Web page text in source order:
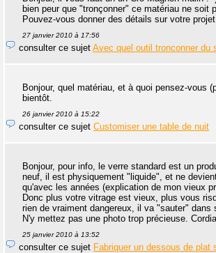
bien peur que "tronçonner" ce matériau ne soit
Pouvez-vous donner des détails sur votre projet
27 janvier 2010 à 17:56
consulter ce sujet Avec quel outil tronconner du
Bonjour, quel matériau, et à quoi pensez-vous
bientôt.
26 janvier 2010 à 15:22
consulter ce sujet Customiser une table de nuit
Bonjour, pour info, le verre standard est un
neuf, il est physiquement "liquide", et ne
qu'avec les années (explication de mon vieux
Donc plus votre vitrage est vieux, plus vous
rien de vraiment dangereux, il va "sauter" dans
N'y mettez pas une photo trop précieuse.
25 janvier 2010 à 13:52
consulter ce sujet Fabriquer un dessous de plat